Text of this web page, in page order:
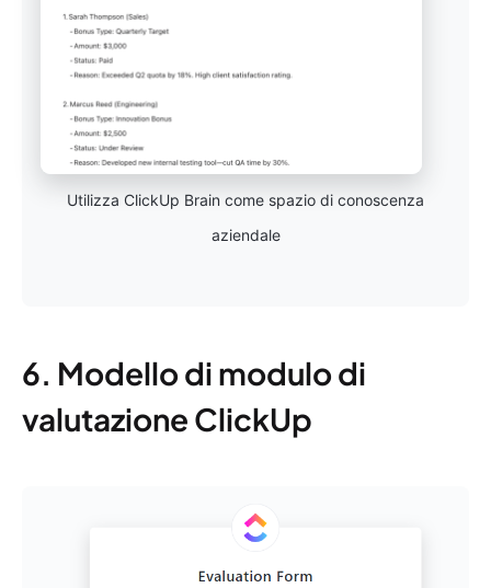
Utilizza ClickUp Brain come spazio di conoscenza
aziendale
6. Modello di modulo di
valutazione ClickUp